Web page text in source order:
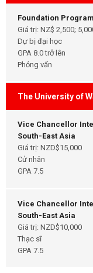
Foundation Program
Giá trị: NZ$ 2,500;
Dự bị đại học
GPA 8.0 trở lên
Phỏng vấn
The University of
Vice Chancellor
South-East Asia
Giá trị: NZD$15,000
Cử nhân
GPA 7.5
Vice Chancellor
South-East Asia
Giá trị: NZD$10,000
Thạc sĩ
GPA 7.5